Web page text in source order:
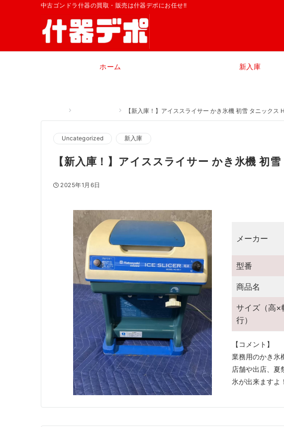
中古ゴンドラ什器の買取・販売は什器デポにお任せ!!
ホーム 新入庫
【新入庫！】アイススライサー かき氷機 初雪 タニックス
Uncategorized 新入庫
【新入庫！】アイススライサー かき氷機 初
2025年1月6日
メーカー
型番
商品名
サイズ（高×
行）
【コメント】
業務用のかき氷
店舗や出店、夏
氷が出来ますよ！